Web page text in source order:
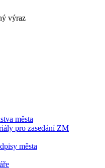
výraz
města
pro zasedání ZM
města